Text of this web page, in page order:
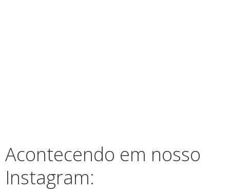
Acontecendo em nosso
Instagram: